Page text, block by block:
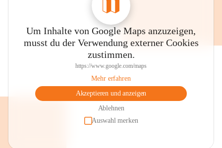
Um Inhalte von Google Maps anzuzeigen,
musst du der Verwendung externer Cookies
zustimmen.
https://www.google.com/maps
Mehr erfahren
Akzeptieren und anzeigen
Ablehnen
Auswahl merken